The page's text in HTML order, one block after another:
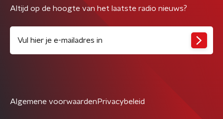
Altijd op de hoogte van het laatste radio nieuws?
Algemene voorwaarden Privacybeleid